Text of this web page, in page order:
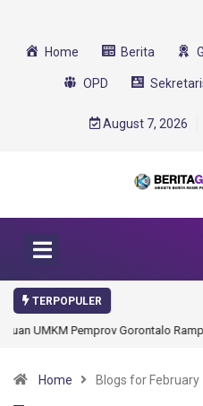
Home Berita
OPD
August 7, 2026
TERPOPULER
Gorontalo Ikut Dukung Program
Home Blogs for February